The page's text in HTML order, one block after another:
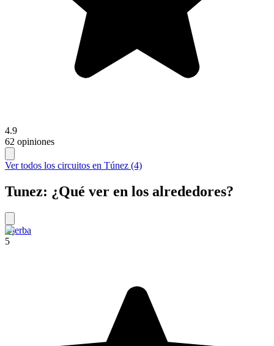
4.9
62 opiniones
Ver todos los circuitos en Túnez (4)
Tunez: ¿Qué ver en los alrededores?
Djerba
5